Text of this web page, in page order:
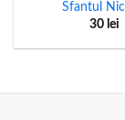
Sfantul
30 lei